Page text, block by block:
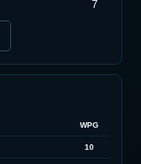
7
WPG
10